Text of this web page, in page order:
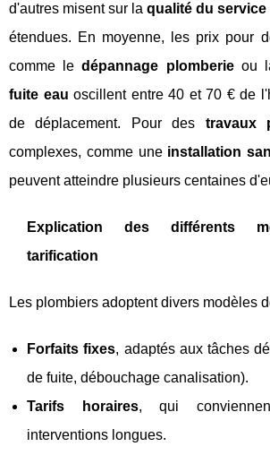
d'autres misent sur laqualité du service
étendues. En moyenne, les prix pour
comme ledépannage plomberieou
fuite eau oscillent entre 40 et 70 € de
de déplacement. Pour des travaux
complexes, comme une installation
peuvent atteindre plusieurs centaines
Explication des différents
tarification
Les plombiers adoptent divers modèles
Forfaits fixes, adaptés aux tâches
de fuite, débouchage canalisation).
Tarifs horaires, qui
interventions longues.